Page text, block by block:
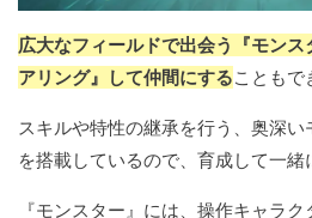
広大なフィールドで出会う『モン
アリング』して仲間にすることもで
スキルや特性の継承を行う、奥深
を搭載しているので、育成して一緒
『モンスター』には、操作キャラ